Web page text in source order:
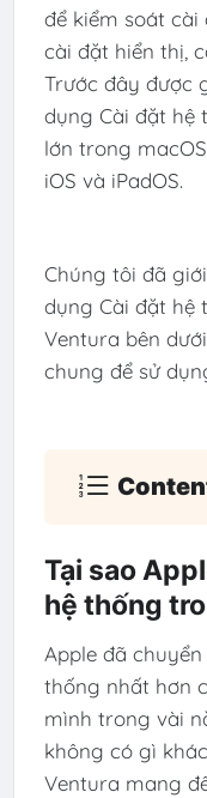
để kiểm soát
cài đặt hiển thị,
Trước đây được
dụng Cài đặt hệ
lớn trong
iOS và iPadOS.
Chúng tôi đã
dụng Cài đặt hệ
Ventura bên
chung để sử
Tại sao
hệ thống
Apple đã
thống nhất hơn
mình trong vài
không có gì
Ventura mang